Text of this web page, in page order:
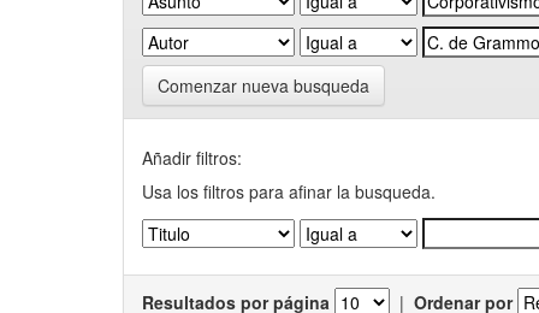
Comenzar nueva busqueda
Añadir filtros:
Usa los filtros para afinar la busqueda.
Resultados por página | Ordenar por